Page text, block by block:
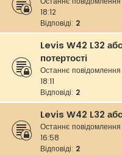
18:12
Відповіді: 2
Levis W42 L32
потертості
Останнє повідомлення
18:11
Відповіді: 2
Levis W42 L32
Останнє повідомлення
16:58
Відповіді: 2